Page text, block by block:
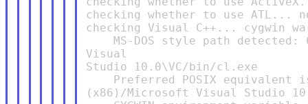
checking whether to use ATL...
checking Visual C++... cygwin
MS-DOS style path detected:
Visual
Studio 10.0\VC/bin/cl.exe
Preferred POSIX equivalent
(x86)/Microsoft Visual Studio